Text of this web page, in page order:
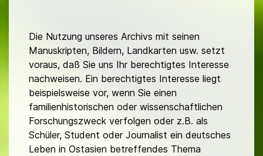
Die Nutzung unseres Archivs mit seinen
Manuskripten, Bildern, Landkarten usw. setzt
voraus, daß Sie uns Ihr berechtigtes Interesse
nachweisen. Ein berechtigtes Interesse liegt
beispielsweise vor, wenn Sie einen
familienhistorischen oder wissenschaftlichen
Forschungszweck verfolgen oder z.B. als
Schüler, Student oder Journalist ein deutsches
Leben in Ostasien betreffendes Thema